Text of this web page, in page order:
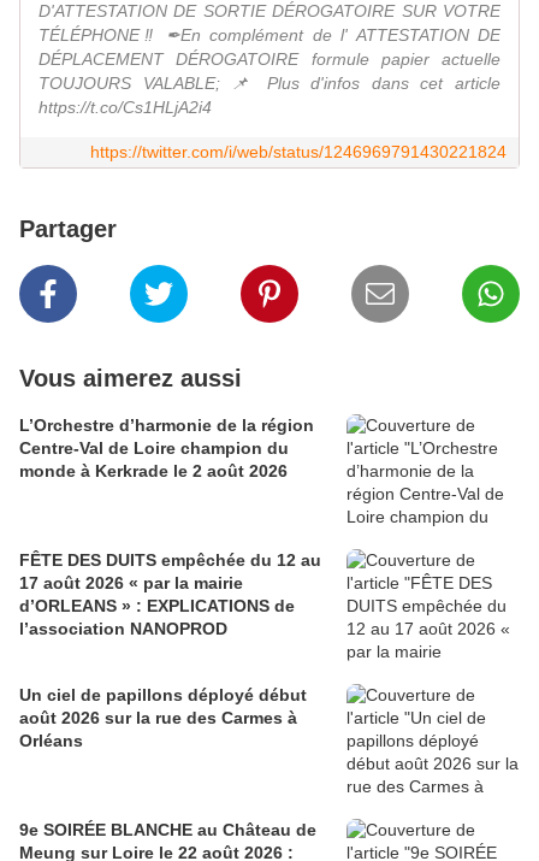
D'ATTESTATION DE SORTIE DÉROGATOIRE SUR VOTRE
TÉLÉPHONE‼ ✒En complément de l' ATTESTATION DE
DÉPLACEMENT DÉROGATOIRE formule papier actuelle
TOUJOURS VALABLE; 📌 Plus d'infos dans cet article
https://t.co/Cs1HLjA2i4
https://twitter.com/i/web/status/1246969791430221824
Partager
Vous aimerez aussi
L’Orchestre d’harmonie de la région
Centre-Val de Loire champion du
monde à Kerkrade le 2 août 2026
FÊTE DES DUITS empêchée du 12 au
17 août 2026 « par la mairie
d’ORLEANS » : EXPLICATIONS de
l’association NANOPROD
Un ciel de papillons déployé début
août 2026 sur la rue des Carmes à
Orléans
9e SOIRÉE BLANCHE au Château de
Meung sur Loire le 22 août 2026 :